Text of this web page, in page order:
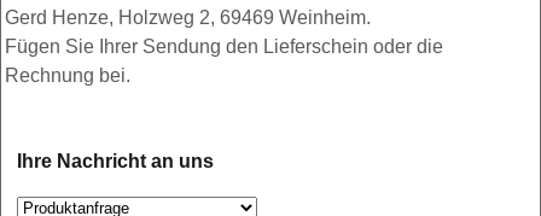
Gerd Henze, Holzweg 2, 69469 Weinheim.
Fügen Sie Ihrer Sendung den Lieferschein oder die
Rechnung bei.
Ihre Nachricht an uns